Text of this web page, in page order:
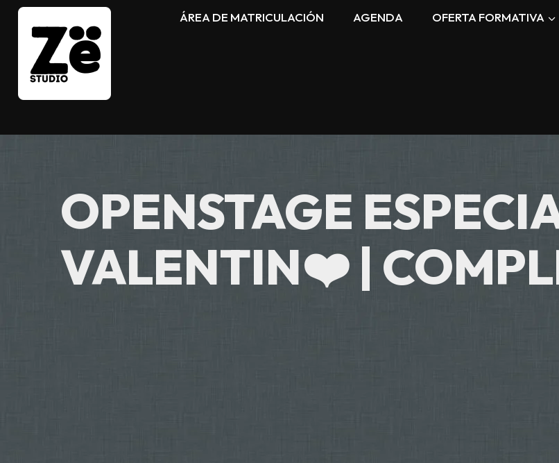
ÁREA DE MATRICULACIÓN AGENDA OFERTA FORMATIVA
OPENSTAGE
VALENTIN❤️ |